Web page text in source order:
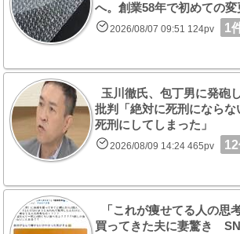
へ。創業58年で初めての変
2026/08/07 09:51 124pv 1
玉川徹氏、包丁男に発砲
批判「絶対に死刑になら
死刑にしてしまった」
2026/08/09 14:24 465pv
「これが痩せてる人の思
買ってきた夫に妻驚き